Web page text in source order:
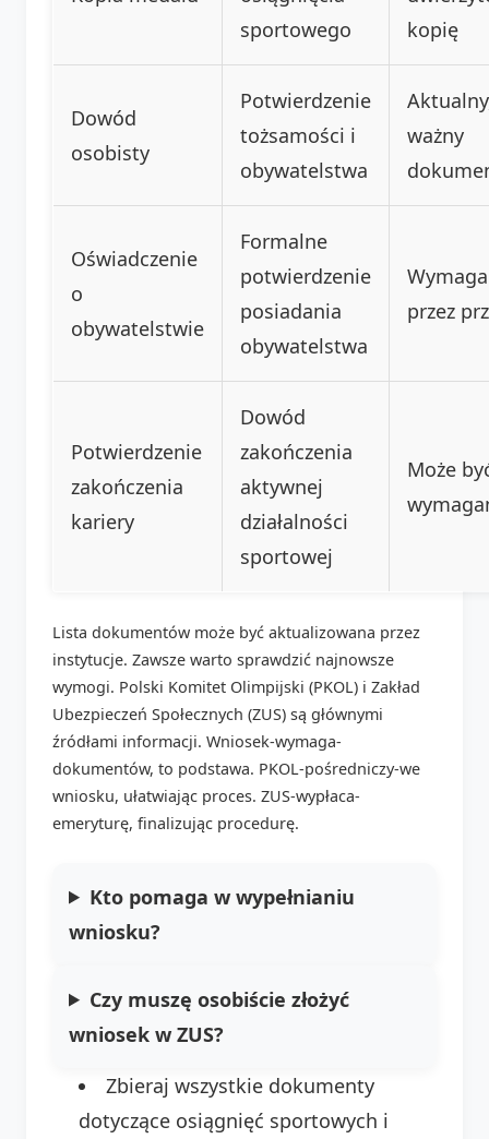
sportowego
kopię
Dowód
osobisty
Potwierdzenie
tożsamości i
obywatelstwa
ważny
Oświadczenie
o
obywatelstwie
Formalne
potwierdzenie
posiadania
obywatelstwa
przez
Potwierdzenie
zakończenia
kariery
Dowód
zakończenia
aktywnej
działalności
sportowej
Może
Lista dokumentów może być aktualizowana przez
instytucje. Zawsze warto sprawdzić najnowsze
wymogi. Polski Komitet Olimpijski (PKOL) i Zakład
Ubezpieczeń Społecznych (ZUS) są głównymi
źródłami informacji. Wniosek-wymaga-
dokumentów, to podstawa. PKOL-pośredniczy-we
wniosku, ułatwiając proces. ZUS-wypłaca-
emeryturę, finalizując procedurę.
Kto pomaga w wypełnianiu
wniosku?
Czy muszę osobiście złożyć
wniosek w ZUS?
Zbieraj wszystkie dokumenty
dotyczące osiągnięć sportowych i